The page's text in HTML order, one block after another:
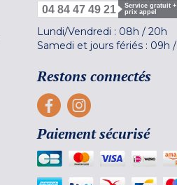
04 84 47 49 21
Service gratuit +
prix appel
Lundi/Vendredi : 08h / 20h
Samedi et jours fériés : 09h /
Restons connectés
Paiement sécurisé